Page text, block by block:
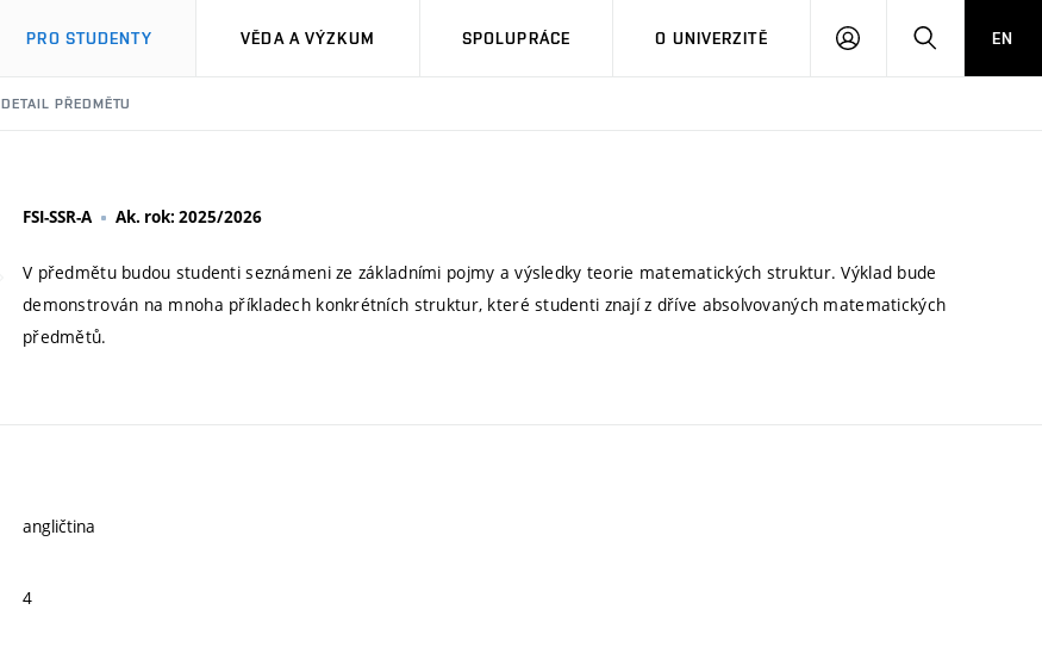
PRO STUDENTY VĚDA A VÝZKUM SPOLUPRÁCE O UNIVERZITĚ
PŘIHLÁSIT HLEDATEN
DETAIL PŘEDMĚTU
FSI-SSR-A Ak. rok: 2025/2026
V předmětu budou studenti seznámeni ze základními pojmy a výsledky teorie matematických struktur. Výklad bude
demonstrován na mnoha příkladech konkrétních struktur, které studenti znají z dříve absolvovaných matematických
předmětů.
angličtina
4